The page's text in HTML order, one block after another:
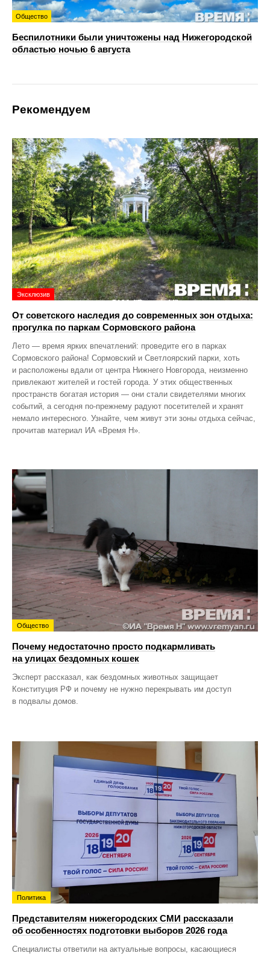
Общество
Беспилотники были уничтожены над Нижегородской
областью ночью 6 августа
Рекомендуем
Эксклюзив
От советского наследия до современных зон отдыха:
прогулка по паркам Сормовского района
Лето — время ярких впечатлений: проведите его в парках
Сормовского района! Сормовский и Светлоярский парки, хоть
и расположены вдали от центра Нижнего Новгорода, неизменно
привлекают жителей и гостей города. У этих общественных
пространств богатая история — они стали свидетелями многих
событий, а сегодня по‑прежнему радуют посетителей и хранят
немало интересного. Узнайте, чем живут эти зоны отдыха сейчас,
прочитав материал ИА «Время Н».
Общество
Почему недостаточно просто подкармливать
на улицах бездомных кошек
Эксперт рассказал, как бездомных животных защищает
Конституция РФ и почему не нужно перекрывать им доступ
в подвалы домов.
Политика
Представителям нижегородских СМИ рассказали
об особенностях подготовки выборов 2026 года
Специалисты ответили на актуальные вопросы, касающиеся